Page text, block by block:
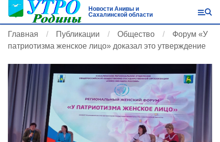
Новости Анивы и
Сахалинской области
Главная Публикации Общество
Форум «У
патриотизма женское лицо» доказал это утверждение